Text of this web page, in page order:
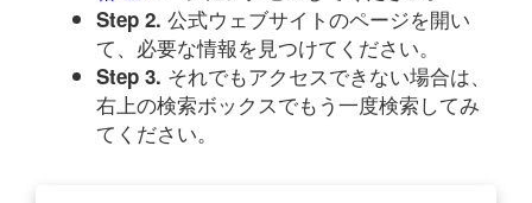
Step 2. 公式ウェブサイトのページを開い
て、必要な情報を見つけてください。
Step 3. それでもアクセスできない場合は、
右上の検索ボックスでもう一度検索してみ
てください。